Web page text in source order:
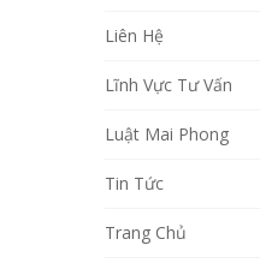
Liên Hệ
Lĩnh Vực Tư Vấn
Luật Mai Phong
Tin Tức
Trang Chủ